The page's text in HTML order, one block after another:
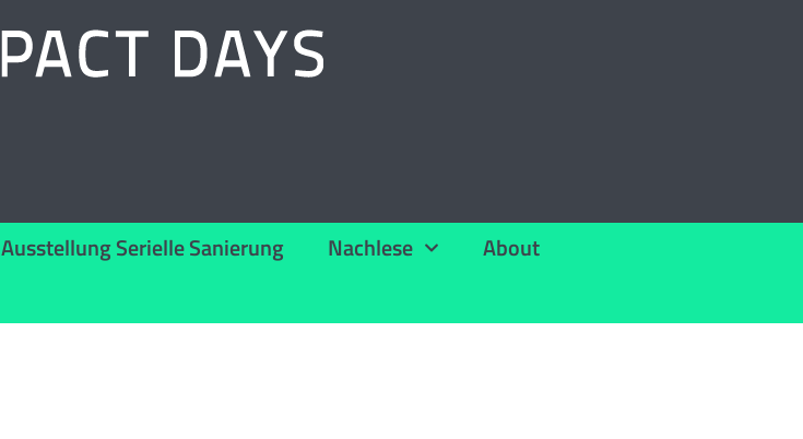
Ausstellung Serielle Sanierung Nachlese
About